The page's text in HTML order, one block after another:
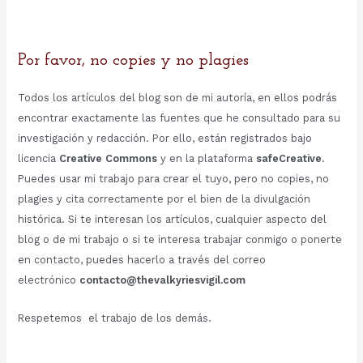
Por favor, no copies y no plagies
Todos los artículos del blog son de mi autoría, en ellos podrás
encontrar exactamente las fuentes que he consultado para su
investigación y redacción. Por ello, están registrados bajo
licencia Creative Commonsy en la plataforma safeCreative.
Puedes usar mi trabajo para crear el tuyo, pero no copies, no
plagies y cita correctamente por el bien de la divulgación
histórica. Si te interesan los artículos, cualquier aspecto del
blog o de mi trabajo o si te interesa trabajar conmigo o ponerte
en contacto, puedes hacerlo a través del correo
electrónico contacto@thevalkyriesvigil.com
Respetemos el trabajo de los demás.